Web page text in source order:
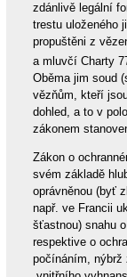
zdánlivě legální
trestu uloženého
propuštěni z
a mluvčí Charty
Oběma jim soud
vězňům, kteří
dohled, a to v
zákonem
Zákon o
svém základě
oprávněnou (byť
např. ve Francii
šťastnou) snahu
respektive o
počínáním, nýbrž